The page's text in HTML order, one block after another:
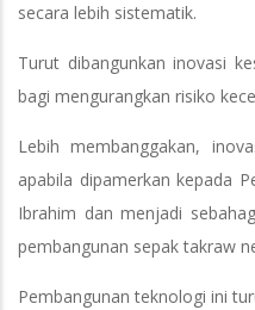
secara lebih sistematik.
Turut dibangunkan inovasi
bagi mengurangkan risiko
Lebih membanggakan,
apabila dipamerkan kepada
Ibrahim dan menjadi
pembangunan sepak takraw
Pembangunan teknologi ini